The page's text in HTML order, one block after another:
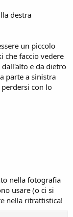
destra
un piccolo
che faccio vedere
e da dietro
parte a sinistra
con lo
nella fotografia
usare (o ci si
nella ritrattistica!